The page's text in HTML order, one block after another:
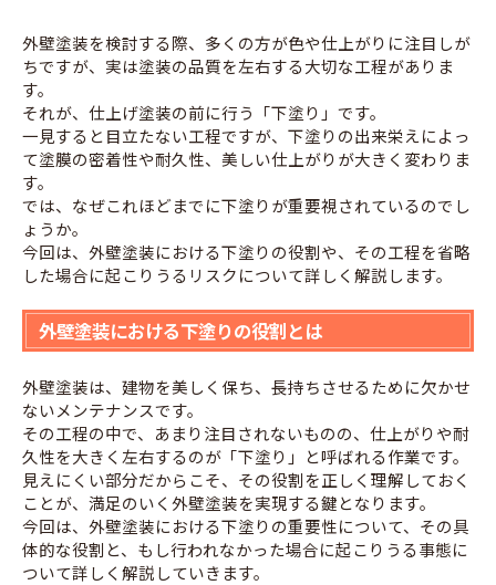
外壁塗装を検討する際、多くの方が色や仕上がりに注目しが
ちですが、実は塗装の品質を左右する大切な工程がありま
す。
それが、仕上げ塗装の前に行う「下塗り」です。
一見すると目立たない工程ですが、下塗りの出来栄えによっ
て塗膜の密着性や耐久性、美しい仕上がりが大きく変わりま
す。
では、なぜこれほどまでに下塗りが重要視されているのでし
ょうか。
今回は、外壁塗装における下塗りの役割や、その工程を省略
した場合に起こりうるリスクについて詳しく解説します。
外壁塗装における下塗りの役割とは
外壁塗装は、建物を美しく保ち、長持ちさせるために欠かせ
ないメンテナンスです。
その工程の中で、あまり注目されないものの、仕上がりや耐
久性を大きく左右するのが「下塗り」と呼ばれる作業です。
見えにくい部分だからこそ、その役割を正しく理解しておく
ことが、満足のいく外壁塗装を実現する鍵となります。
今回は、外壁塗装における下塗りの重要性について、その具
体的な役割と、もし行われなかった場合に起こりうる事態に
ついて詳しく解説していきます。